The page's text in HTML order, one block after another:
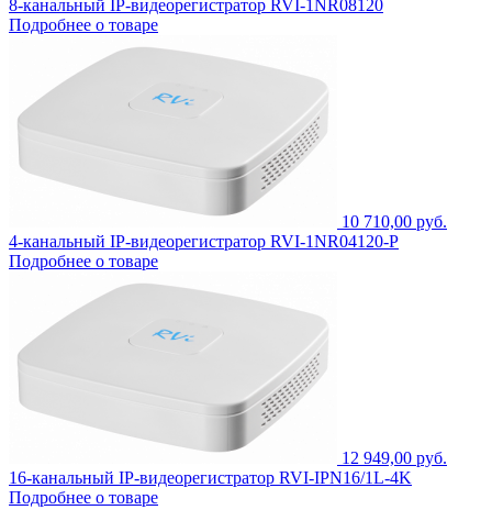
8-канальный IP-видеорегистратор RVI-1NR08120
Подробнее о товаре
10 710,00 руб.
4-канальный IP-видеорегистратор RVI-1NR04120-P
Подробнее о товаре
12 949,00 руб.
16-канальный IP-видеорегистратор RVI-IPN16/1L-4K
Подробнее о товаре